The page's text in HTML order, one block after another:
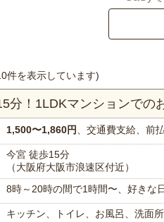
件を表示しています)
分！1LDKマンションでの
1,500〜1,860円 、交通費支給、前
今宮 徒歩15分
（大阪府大阪市浪速区付近）
8時～20時の間で1時間〜、好きな
キッチン、トイレ、お風呂、洗面